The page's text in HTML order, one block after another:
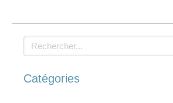
Rechercher
Catégories